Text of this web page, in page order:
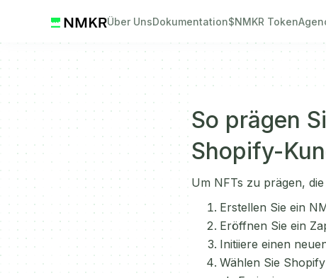
Über UnsDokumentation$NMKR Token
So prägen
Shopify-
Um NFTs zu prägen,
Erstellen Sie ein
Eröffnen Sie ein
Initiiere einen
Wählen Sie